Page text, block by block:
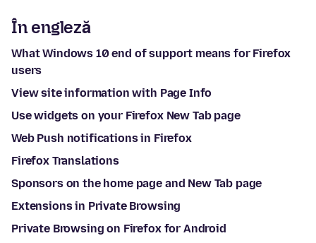
În engleză
What Windows 10 end of support means for Firefox
users
View site information with Page Info
Use widgets on your Firefox New Tab page
Web Push notifications in Firefox
Firefox Translations
Sponsors on the home page and New Tab page
Extensions in Private Browsing
Private Browsing on Firefox for Android